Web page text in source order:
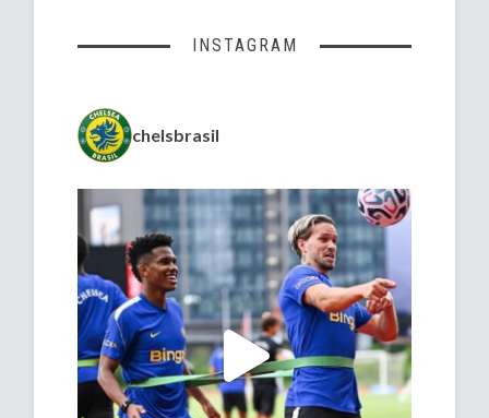
INSTAGRAM
chelsbrasil